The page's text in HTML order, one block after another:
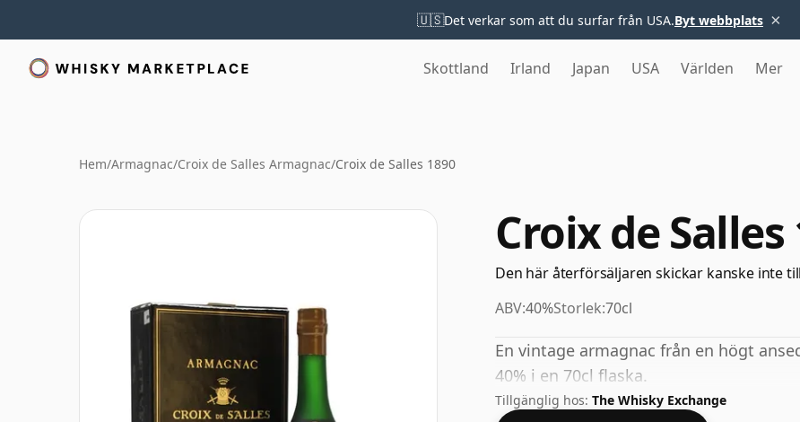
🇺🇸Det verkar som att du surfar från USA.Byt webbplats ×
Skottland Irland Japan USA Världen Mer
Hem/Armagnac/Croix de Salles Armagnac/Croix de Salles 1890
Croix de Salles
Den här återförsäljaren skickar kanske inte
ABV:40%Storlek:70cl
En vintage armagnac från en högt
40% i en 70cl flaska.
Tillgänglig hos: The Whisky Exchange